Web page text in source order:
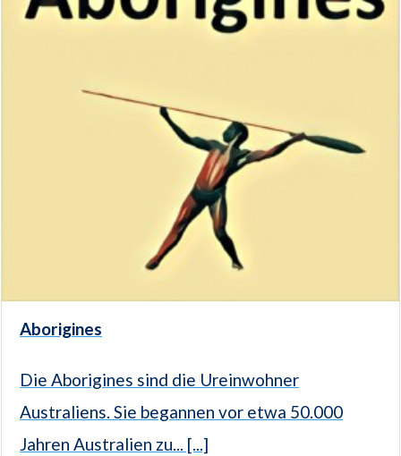
Aborigines
Die Aborigines sind die Ureinwohner
Australiens. Sie begannen vor etwa 50.000
Jahren Australien zu... [...]